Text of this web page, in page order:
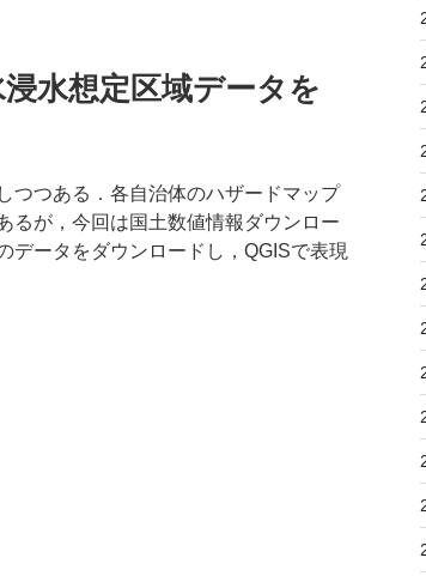
水想定区域データを
つある．各自治体のハザードマップ
るが，今回は国土数値情報ダウンロー
データをダウンロードし，QGISで表現